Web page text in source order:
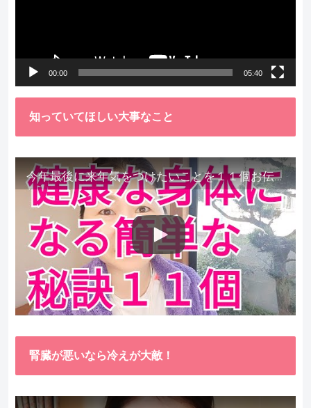
00:00 05:40
知っていてほしい大事なこと
今年最後に来年気をつけたいことを１１個お伝えします。
腎臓が悪いなら冷えが大敵！